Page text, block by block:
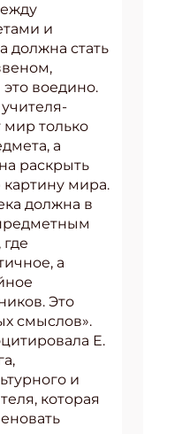
и
должна стать
воедино.
только
а
раскрыть
мира.
должна в
а
Это
смыслов».
Е.
и
которая